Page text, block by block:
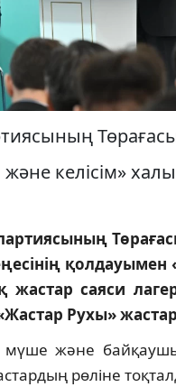
және келісім»
партиясының
қолдауымен
жастар саяси
Рухы»
және
рөліне